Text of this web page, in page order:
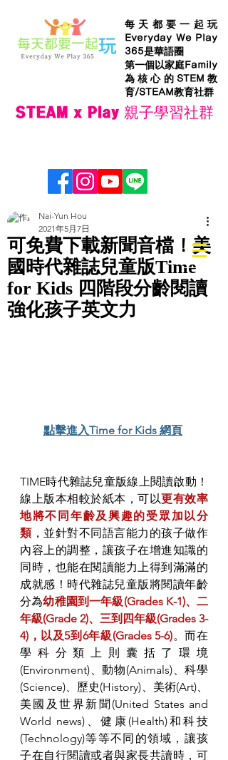
每天都要一起玩
Everyday We Play
365是華語圈
第一個以家庭Family
為核心的STEM教
育/STEAM教育社群
STEAM x Play 親子學習社群
可免費下載新聞音檔！美
國時代雜誌兒童版Time
for Kids 四階段分齡閱讀
強化孩子英文力
Nai-Yun Hou
2021年5月7日
點擊進入Time for Kids 網頁
TIME時代雜誌兒童版線上閱讀啟動！
線上版本相較於紙本，可以更有效率
地將不同年齡及興趣的受眾加以分
類，並針對不同語言能力的孩子做作
內容上的調整，讓孩子在增進知識的
同時，也能在閱讀能力上得到滿滿的
成就感！時代雜誌兒童版將閱讀年齡
分為幼稚園到一年級(Grades K-1)、二
年級(Grade 2)、三到四年級(Grades 3-
4)，以及5到6年級(Grades 5-6)。而在
學科分類上則囊括了環境
(Environment)、動物(Animals)、科學
(Science)、歷史(History)、美術(Art)、
美國及世界新聞(United States and
World news)、健康(Health)和科技
(Technology)等等不同的領域，讓孩
子在自行閱讀或者與家長共讀時，可